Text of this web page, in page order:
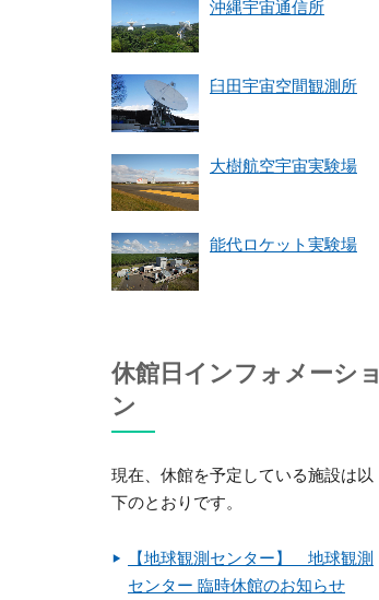
沖縄宇宙通信所
臼田宇宙空間観測所
大樹航空宇宙実験場
能代ロケット実験場
休館日インフォメーショ
ン
現在、休館を予定している施設は以
下のとおりです。
【地球観測センター】 地球観測
センター 臨時休館のお知らせ